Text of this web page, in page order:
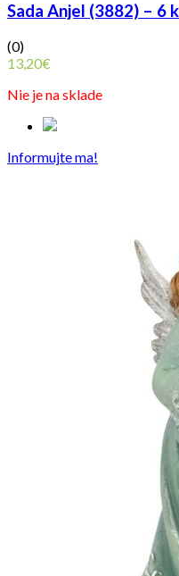
Sada Anjel (3882) – 6
(0)
13,20€
Nie je na sklade
Informujte ma!